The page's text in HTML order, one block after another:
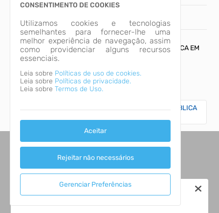
INÍCIO ARQUIVOS
EDITAL DE PROCESSO SELETIVO - CHAMADA PÚBLICA EM
CARÁTER EMERGENCIAL Nº 07/2025 - EM ANEXO
Páginas
EDITAL DE PROCESSO SELETIVO - CHAMADA PÚBLICA
CONSENTIMENTO DE COOKIES
Utilizamos cookies e tecnologias
semelhantes para fornecer-lhe uma
melhor experiência de navegação, assim
como providenciar alguns recursos
essenciais.
Leia sobre Políticas de uso de cookies.
Leia sobre Políticas de privacidade.
Leia sobre Termos de Uso.
Aceitar
Rejeitar não necessários
Gerenciar Preferências